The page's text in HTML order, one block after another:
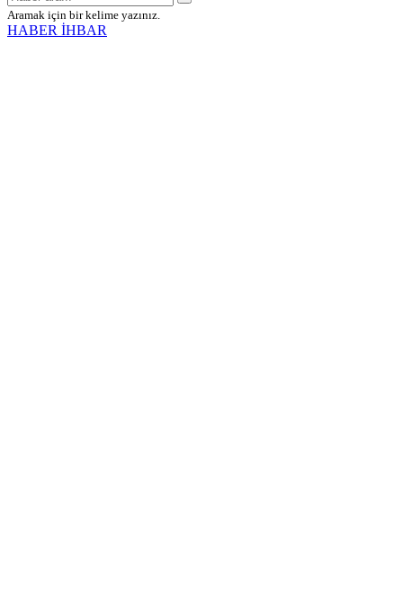
Aramak için bir kelime yazınız.
HABER İHBAR